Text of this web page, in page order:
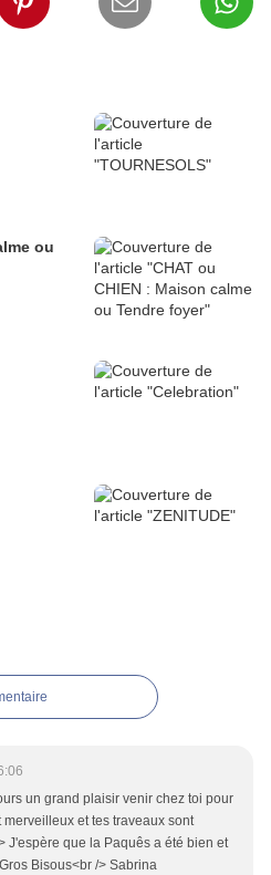
ou
un grand plaisir venir chez toi pour
et tes traveaux sont
J'espère que la Paquês a été bien et
Bisous<br /> Sabrina